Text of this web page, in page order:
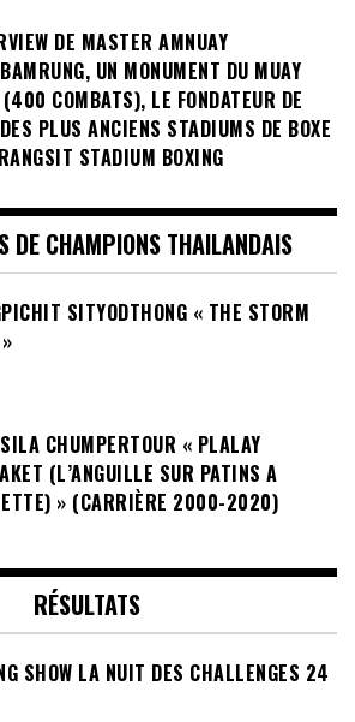
DE MASTER AMNUAY
UN MONUMENT DU MUAY
COMBATS), LE FONDATEUR DE
PLUS ANCIENS STADIUMS DE BOXE
STADIUM BOXING
DE CHAMPIONS THAILANDAIS
SITYODTHONG « THE STORM
CHUMPERTOUR « PLALAY
(L’ANGUILLE SUR PATINS A
» (CARRIÈRE 2000-2020)
RÉSULTATS
SHOW LA NUIT DES CHALLENGES 24